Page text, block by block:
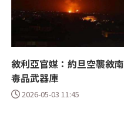
敘利亞官媒：約旦空襲敘南
毒品武器庫
2026-05-03 11:45